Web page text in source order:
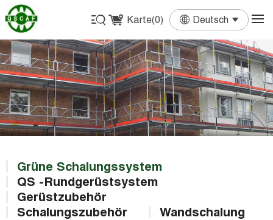
Karte(0) Deutsch
English
Français
Deutsch
Español
Português
Grüne Schalungssystem
QS -Rundgerüstsystem
Gerüstzubehör
Schalungszubehör
Wandschalung